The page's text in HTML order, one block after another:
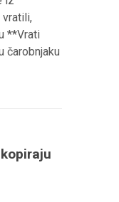
vratili,
**Vrati
čarobnjaku